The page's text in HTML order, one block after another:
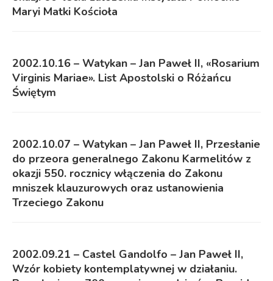
Maryi Matki Kościoła
2002.10.16 – Watykan – Jan Paweł II, «Rosarium
Virginis Mariae». List Apostolski o Różańcu
Świętym
2002.10.07 – Watykan – Jan Paweł II, Przesłanie
do przeora generalnego Zakonu Karmelitów z
okazji 550. rocznicy włączenia do Zakonu
mniszek klauzurowych oraz ustanowienia
Trzeciego Zakonu
2002.09.21 – Castel Gandolfo – Jan Paweł II,
Wzór kobiety kontemplatywnej w działaniu.